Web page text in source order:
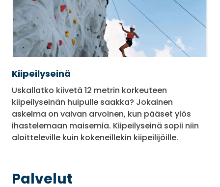
Kiipeilyseinä
Uskallatko kiivetä 12 metrin korkeuteen
kiipeilyseinän huipulle saakka? Jokainen
askelma on vaivan arvoinen, kun pääset ylös
ihastelemaan maisemia. Kiipeilyseinä sopii niin
aloitteleville kuin kokeneillekin kiipeilijöille.
Palvelut